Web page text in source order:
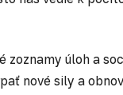
úloh a
nové sily a